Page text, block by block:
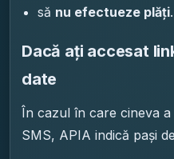
să nu efectueze plăți.
Dacă ați accesat
date
În cazul în care cineva
SMS, APIA indică pași